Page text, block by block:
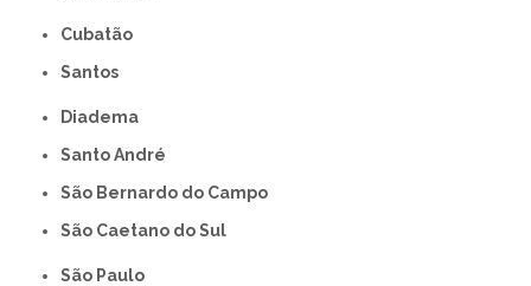
Cubatão
Santos
Diadema
Santo André
São Bernardo do Campo
São Caetano do Sul
São Paulo